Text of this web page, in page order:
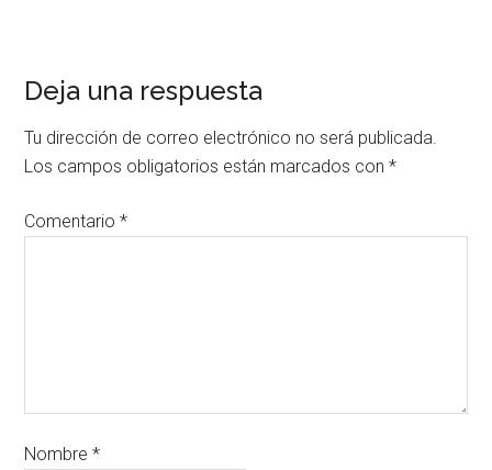
Deja una respuesta
Tu dirección de correo electrónico no será publicada.
Los campos obligatorios están marcados con*
Comentario*
Nombre*